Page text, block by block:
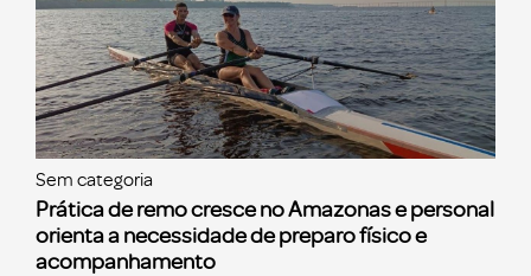
Sem categoria
Prática de remo cresce no Amazonas e personal
orienta a necessidade de preparo físico e
acompanhamento